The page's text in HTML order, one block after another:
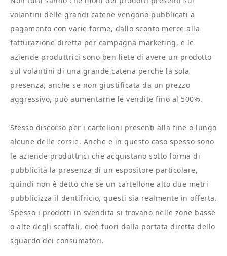
volantini delle grandi catene vengono pubblicati a
pagamento con varie forme, dallo sconto merce alla
fatturazione diretta per campagna marketing, e le
aziende produttrici sono ben liete di avere un prodotto
sul volantini di una grande catena perchè la sola
presenza, anche se non giustificata da un prezzo
aggressivo, può aumentarne le vendite fino al 500%.
Stesso discorso per i cartelloni presenti alla fine o lungo
alcune delle corsie. Anche e in questo caso spesso sono
le aziende produttrici che acquistano sotto forma di
pubblicità la presenza di un espositore particolare,
quindi non è detto che se un cartellone alto due metri
pubblicizza il dentifricio, questi sia realmente in offerta.
Spesso i prodotti in svendita si trovano nelle zone basse
o alte degli scaffali, cioè fuori dalla portata diretta dello
sguardo dei consumatori.